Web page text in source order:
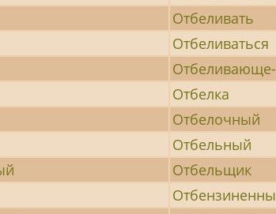
Отбеливать
Отбеливаться
Отбелка
Отбелочный
Отбельный
Отбельщик